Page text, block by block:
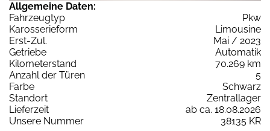
Allgemeine Daten:
Fahrzeugtyp
Pkw
Karosserieform
Limousine
Erst-Zul.
Mai / 2023
Getriebe
Automatik
Kilometerstand
70.269 km
Anzahl der Türen
5
Farbe
Schwarz
Standort
Zentrallager
Lieferzeit
ab ca. 18.08.2026
Unsere Nummer
38135 KR